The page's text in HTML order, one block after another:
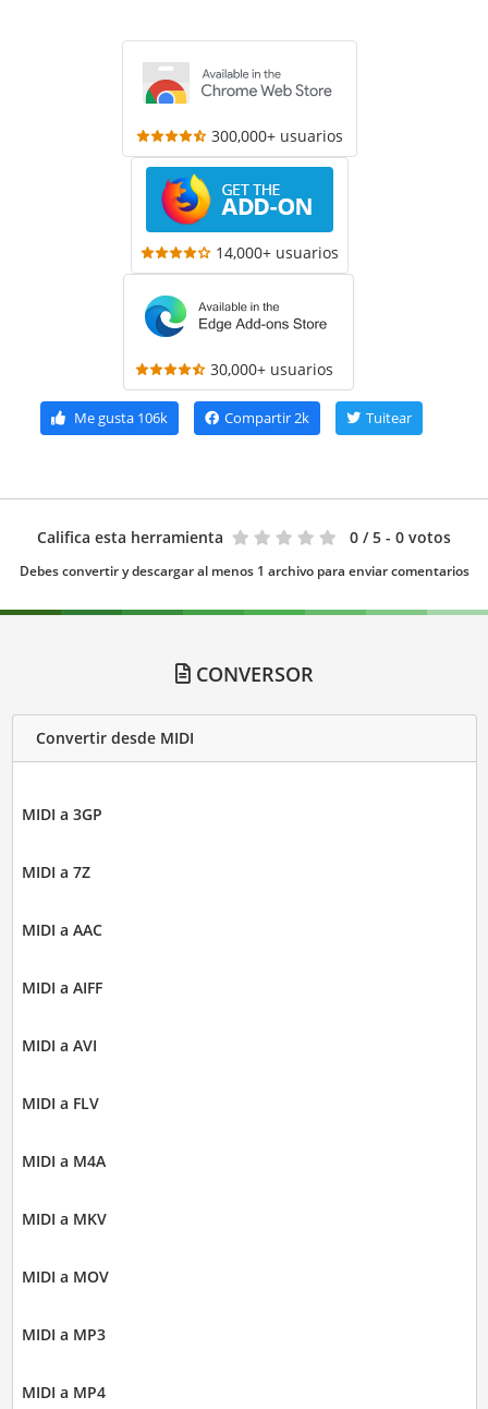
300,000+ usuarios
14,000+ usuarios
30,000+ usuarios
Me gusta106k Compartir2k Tuitear
Califica esta herramienta 0 / 5 - 0 votos
Debes convertir y descargar al menos 1 archivo para enviar comentarios
CONVERSOR
Convertir desde MIDI
MIDI a 3GP
MIDI a 7Z
MIDI a AAC
MIDI a AIFF
MIDI a AVI
MIDI a FLV
MIDI a M4A
MIDI a MKV
MIDI a MOV
MIDI a MP3
MIDI a MP4